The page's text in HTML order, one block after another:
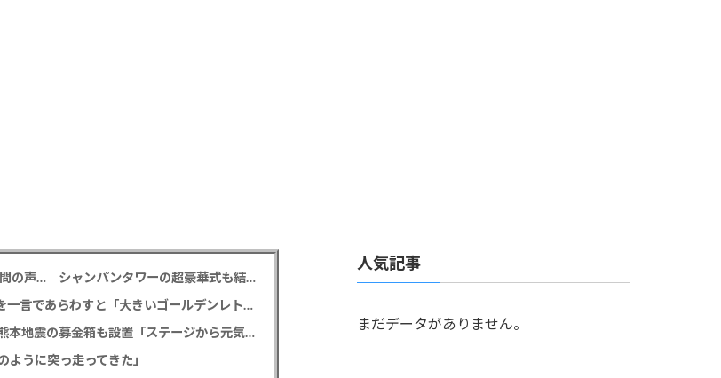
元TBS 山本里菜アナ 「感覚がわからない」離婚コメントに疑問の声… シャンパンタワーの超豪華式も結婚生活は4年半で終止符
M!LK 曽野舜太 「仮面ライダーゼッツ」初共演の今井竜太郎を一言であらわすと「大きいゴールデンレトリバー
堂本光一＆井上芳雄 帝劇の名曲を歌うアリーナツアー開幕、熊本地震の募金箱も設置「ステージから元気を届けられる形になれば」
うに突っ走ってきた」
人気記事
まだデータがありません。